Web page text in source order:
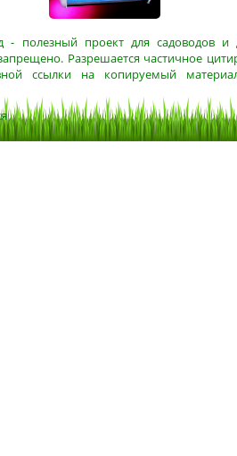
- полезный проект для садоводов и
Разрешается частичное
ссылки на копируемый